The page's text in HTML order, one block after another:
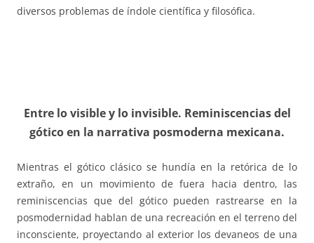
diversos problemas de índole científica y filosófica.
Entre lo visible y lo invisible. Reminiscencias del
gótico en la narrativa posmoderna mexicana.
Mientras el gótico clásico se hundía en la retórica de lo
extraño, en un movimiento de fuera hacia dentro, las
reminiscencias que del gótico pueden rastrearse en la
posmodernidad hablan de una recreación en el terreno del
inconsciente, proyectando al exterior los devaneos de una